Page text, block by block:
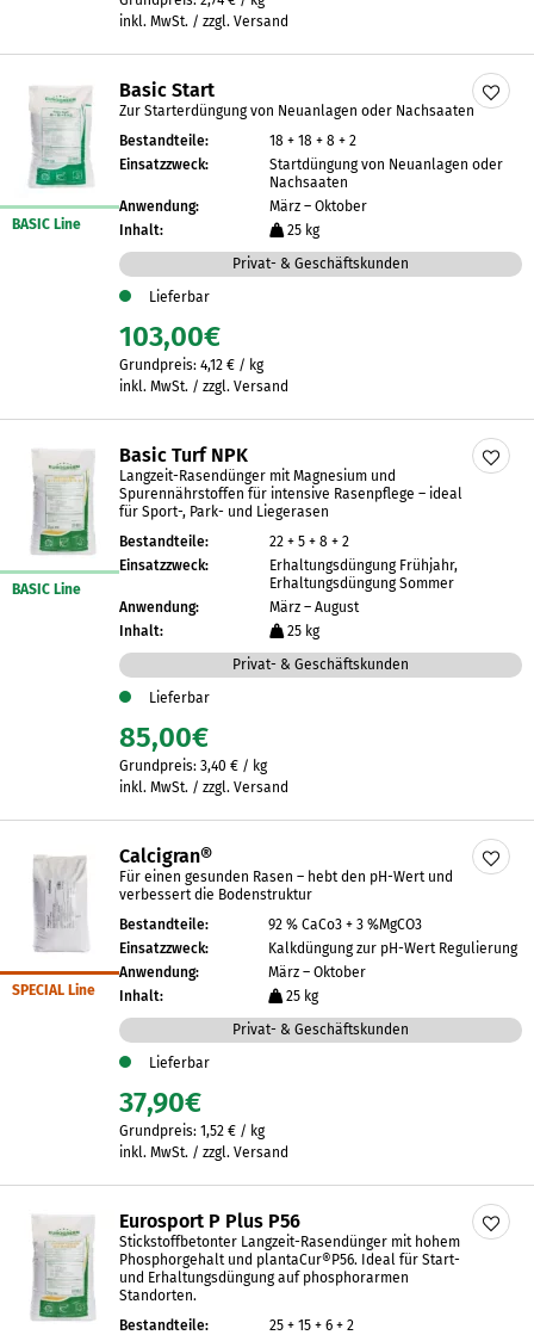
inkl. MwSt. / zzgl. Versand
BASIC Line
Basic Start
Zur Starterdüngung von Neuanlagen oder Nachsaaten
Bestandteile:
18 + 18 + 8 + 2
Einsatzzweck:
Startdüngung von Neuanlagen oder
Nachsaaten
Anwendung:
März – Oktober
Inhalt:
25 kg
Privat- & Geschäftskunden
Lieferbar
103,00€
Grundpreis: 4,12 € / kg
inkl. MwSt. / zzgl. Versand
BASIC Line
Basic Turf NPK
Langzeit-Rasendünger mit Magnesium und
Spurennährstoffen für intensive Rasenpflege – ideal
für Sport-, Park- und Liegerasen
Bestandteile:
22 + 5 + 8 + 2
Einsatzzweck:
Erhaltungsdüngung Frühjahr,
Erhaltungsdüngung Sommer
Anwendung:
März – August
Inhalt:
25 kg
Privat- & Geschäftskunden
Lieferbar
85,00€
Grundpreis: 3,40 € / kg
inkl. MwSt. / zzgl. Versand
SPECIAL Line
Calcigran®
Für einen gesunden Rasen – hebt den pH-Wert und
verbessert die Bodenstruktur
Bestandteile:
92 % CaCo3 + 3 %MgCO3
Einsatzzweck:
Kalkdüngung zur pH-Wert Regulierung
Anwendung:
März – Oktober
Inhalt:
25 kg
Privat- & Geschäftskunden
Lieferbar
37,90€
Grundpreis: 1,52 € / kg
inkl. MwSt. / zzgl. Versand
Eurosport P Plus P56
Stickstoffbetonter Langzeit-Rasendünger mit hohem
Phosphorgehalt und plantaCur®P56. Ideal für Start-
und Erhaltungsdüngung auf phosphorarmen
Standorten.
Bestandteile:
25 + 15 + 6 + 2